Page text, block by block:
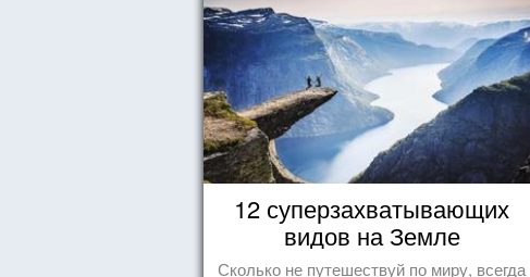
12 суперзахватывающих
видов на Земле
Сколько не путешествуй по миру, всегда